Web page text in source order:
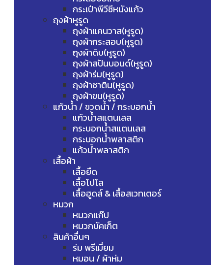
กระเป๋าพีวีซีหนังแก้ว
ถุงผ้าหูรูด
ถุงผ้าแคนวาส(หูรูด)
ถุงผ้ากระสอบ(หูรูด)
ถุงผ้าดิบ(หูรูด)
ถุงผ้าสปันบอนด์(หูรูด)
ถุงผ้าร่ม(หูรูด)
ถุงผ้าซาติน(หูรูด)
ถุงผ้าขน(หูรูด)
แก้วน้ำ / ขวดน้ำ / กระบอกน้ำ
แก้วน้ำสแตนเลส
กระบอกน้ำสแตนเลส
กระบอกน้ำพลาสติก
แก้วน้ำพลาสติก
เสื้อผ้า
เสื้อยืด
เสื้อโปโล
เสื้อฮูดส์ & เสื้อสเวทเตอร์
หมวก
หมวกแก๊ป
หมวกบัคเก็ต
สินค้าอื่นๆ
ร่ม พรีเมี่ยม
หมอน / ผ้าห่ม